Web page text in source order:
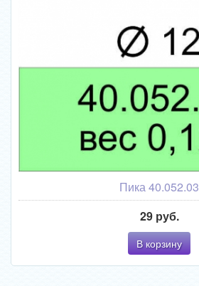
Пика 40.052.03
29 руб.
В корзину